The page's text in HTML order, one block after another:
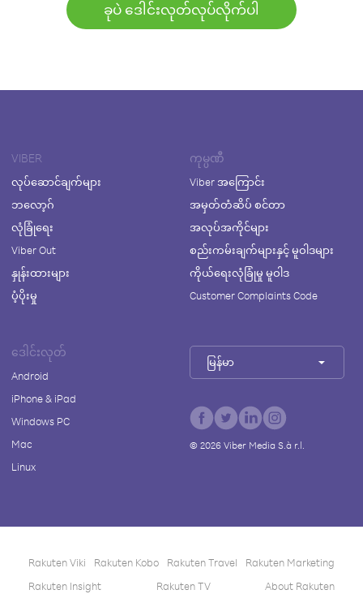
ခုပဲ ဒေါင်းလုတ်လုပ်လိုက်ပါ
VIBER
လုပ်ဆောင်ချက်များ
ဘလော့ဂ်
လုံခြုံရေး
Viber Out
နှုန်းထားများ
ပံ့ပိုးမှု
ကုမ္ပဏီ
Viber အကြောင်း
အမှတ်တံဆိပ် စင်တာ
အလုပ်အကိုင်များ
စည်းကမ်းချက်များနှင့် မူဝါဒများ
ကိုယ်ရေးလုံခြုံမှု မူဝါဒ
Customer Complaints Code
ဒေါင်းလုတ်
Android
iPhone & iPad
Windows PC
Mac
Linux
မြန်မာ
© 2026Viber Media S.à r.l.
Rakuten Viki Rakuten Kobo Rakuten Travel
Rakuten Marketing
Rakuten Insight
Rakuten TV About Rakuten